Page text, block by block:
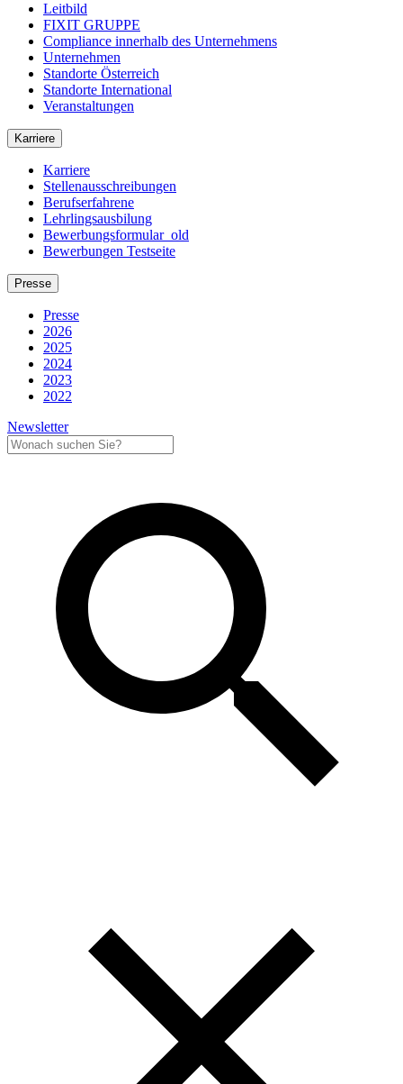
Leitbild
FIXIT GRUPPE
Compliance innerhalb des Unternehmens
Unternehmen
Standorte Österreich
Standorte International
Veranstaltungen
Karriere
Karriere
Stellenausschreibungen
Berufserfahrene
Lehrlingsausbilung
Bewerbungsformular_old
Bewerbungen Testseite
Presse
Presse
2026
2025
2024
2023
2022
Newsletter